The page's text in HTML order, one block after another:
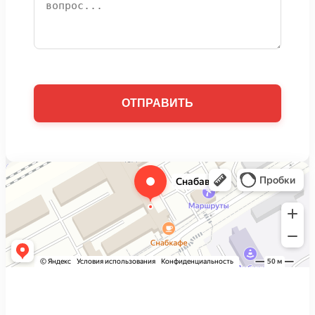
Timken
TOYOTA
Tsn
TVH
Urb
Ursus
Vactor Manufacturing
Vag
Valmet
Valtra
Vapormatic
Venieri
Vermeer